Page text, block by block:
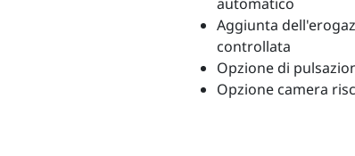
Aggiunta
controllata
Opzione di
Opzione camera